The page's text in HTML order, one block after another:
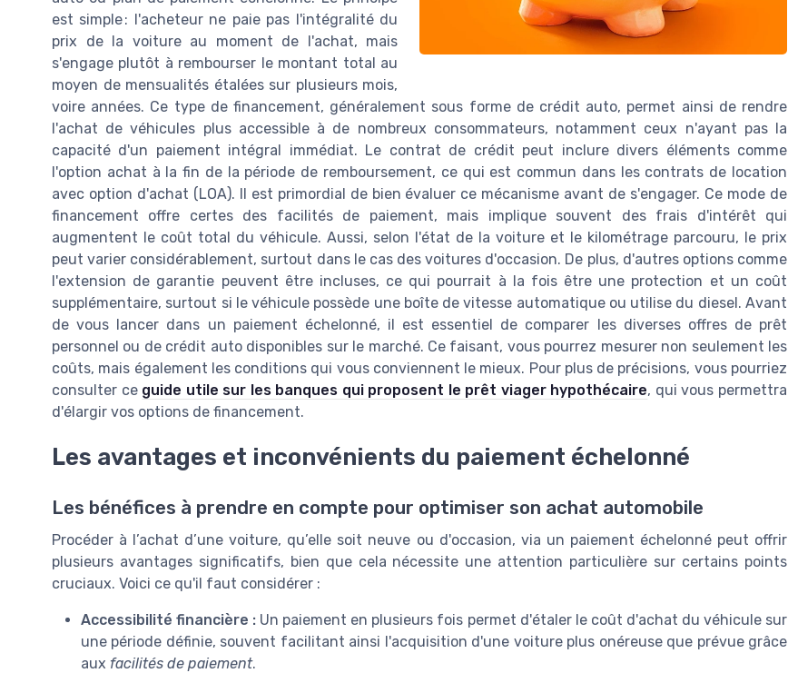
est simple : l'acheteur ne paie pas l'intégralité du
prix de la voiture au moment de l'achat, mais
s'engage plutôt à rembourser le montant total au
moyen de mensualités étalées sur plusieurs mois,
voire années. Ce type de financement, généralement sous forme de crédit auto, permet ainsi de rendre
l'achat de véhicules plus accessible à de nombreux consommateurs, notamment ceux n'ayant pas la
capacité d'un paiement intégral immédiat. Le contrat de crédit peut inclure divers éléments comme
l'option achat à la fin de la période de remboursement, ce qui est commun dans les contrats de location
avec option d'achat (LOA). Il est primordial de bien évaluer ce mécanisme avant de s'engager. Ce mode de
financement offre certes des facilités de paiement, mais implique souvent des frais d'intérêt qui
augmentent le coût total du véhicule. Aussi, selon l'état de la voiture et le kilométrage parcouru, le prix
peut varier considérablement, surtout dans le cas des voitures d'occasion. De plus, d'autres options comme
l'extension de garantie peuvent être incluses, ce qui pourrait à la fois être une protection et un coût
supplémentaire, surtout si le véhicule possède une boîte de vitesse automatique ou utilise du diesel. Avant
de vous lancer dans un paiement échelonné, il est essentiel de comparer les diverses offres de prêt
personnel ou de crédit auto disponibles sur le marché. Ce faisant, vous pourrez mesurer non seulement les
coûts, mais également les conditions qui vous conviennent le mieux. Pour plus de précisions, vous pourriez
consulter ce guide utile sur les banques qui proposent le prêt viager hypothécaire, qui vous permettra
d'élargir vos options de financement.
Les avantages et inconvénients du paiement échelonné
Les bénéfices à prendre en compte pour optimiser son achat automobile
Procéder à l’achat d’une voiture, qu’elle soit neuve ou d'occasion, via un paiement échelonné peut offrir
plusieurs avantages significatifs, bien que cela nécessite une attention particulière sur certains points
cruciaux. Voici ce qu'il faut considérer :
Accessibilité financière : Un paiement en plusieurs fois permet d'étaler le coût d'achat du véhicule sur
une période définie, souvent facilitant ainsi l'acquisition d'une voiture plus onéreuse que prévue grâce
aux facilités de paiement.